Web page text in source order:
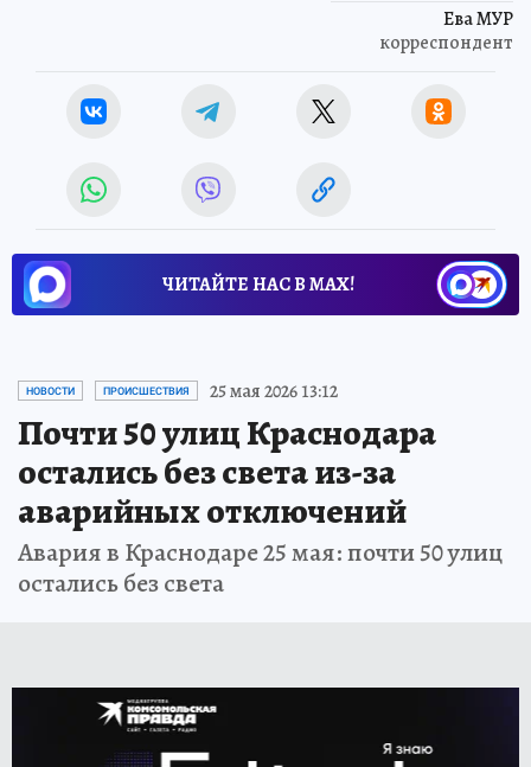
Ева МУР
корреспондент
ЧИТАЙТЕ НАС В МАХ!
НОВОСТИ ПРОИСШЕСТВИЯ 25 мая 2026 13:12
Почти 50 улиц Краснодара
остались без света из-за
аварийных отключений
Авария в Краснодаре 25 мая: почти 50 улиц
остались без света